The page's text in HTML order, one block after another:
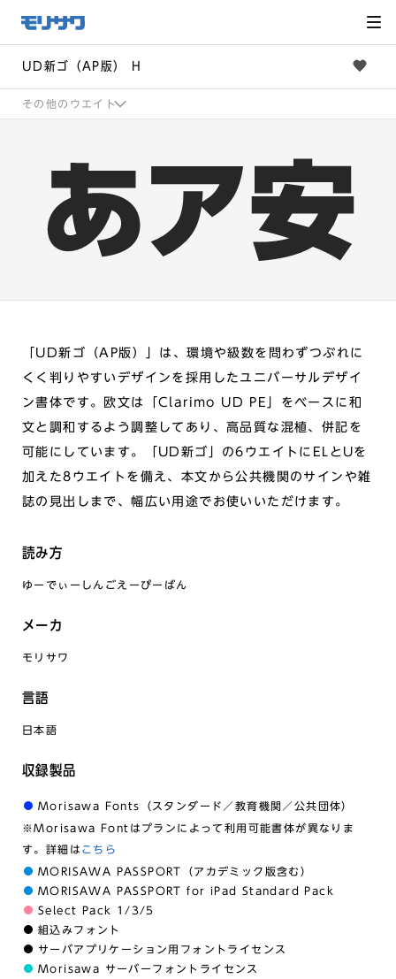
メ
ニュー
飛ばし
へ移動
UD新ゴ（AP版） H
その他のウエイト
「UD新ゴ（AP版）」は、環境や級数を問わずつぶれに
くく判りやすいデザインを採用したユニバーサルデザイ
ン書体です。欧文は「Clarimo UD PE」をベースに和
文と調和するよう調整してあり、高品質な混植、併記を
可能にしています。「UD新ゴ」の6ウエイトにELとUを
加えた8ウエイトを備え、本文から公共機関のサインや雑
誌の見出しまで、幅広い用途でお使いいただけます。
読み方
ゆーでぃーしんごえーぴーばん
メーカ
モリサワ
言語
日本語
収録製品
Morisawa Fonts（スタンダード／教育機関／公共団体）
※Morisawa Fontはプランによって利用可能書体が異なりま
す。詳細は こちら
MORISAWA PASSPORT（アカデミック版含む）
MORISAWA PASSPORT for iPad Standard Pack
Select Pack 1/3/5
組込みフォント
サーバアプリケーション用フォントライセンス
Morisawa サーバーフォントライセンス